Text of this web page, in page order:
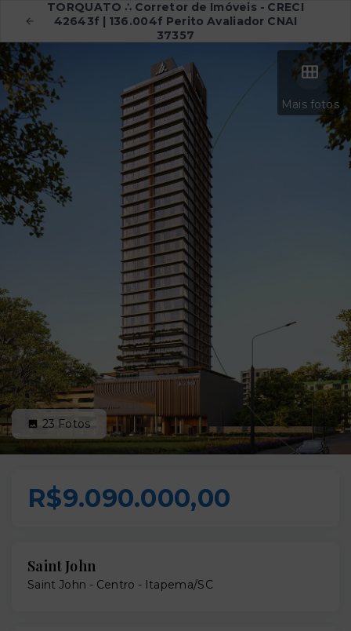
TORQUATO ∴ Corretor de Imóveis - CRECI
42643f | 136.004f Perito Avaliador CNAI
37357
Mais fotos
23 Fotos
R$9.090.000,00
Saint John
Saint John - Centro - Itapema/SC